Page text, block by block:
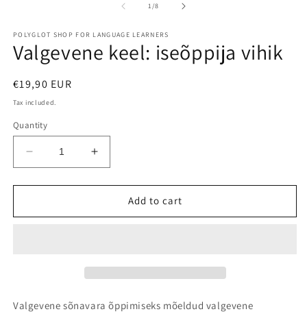
1/of
8
POLYGLOT SHOP FOR LANGUAGE LEARNERS
Valgevene keel: iseõppija vihik
Regular
price
€19,90 EUR
Tax included.
Quantity
Decrease
quantity
for
keel:
Increase
quantity
for
Valgevene
keel:
Add to cart
Valgevene sõnavara õppimiseks mõeldud valgevene